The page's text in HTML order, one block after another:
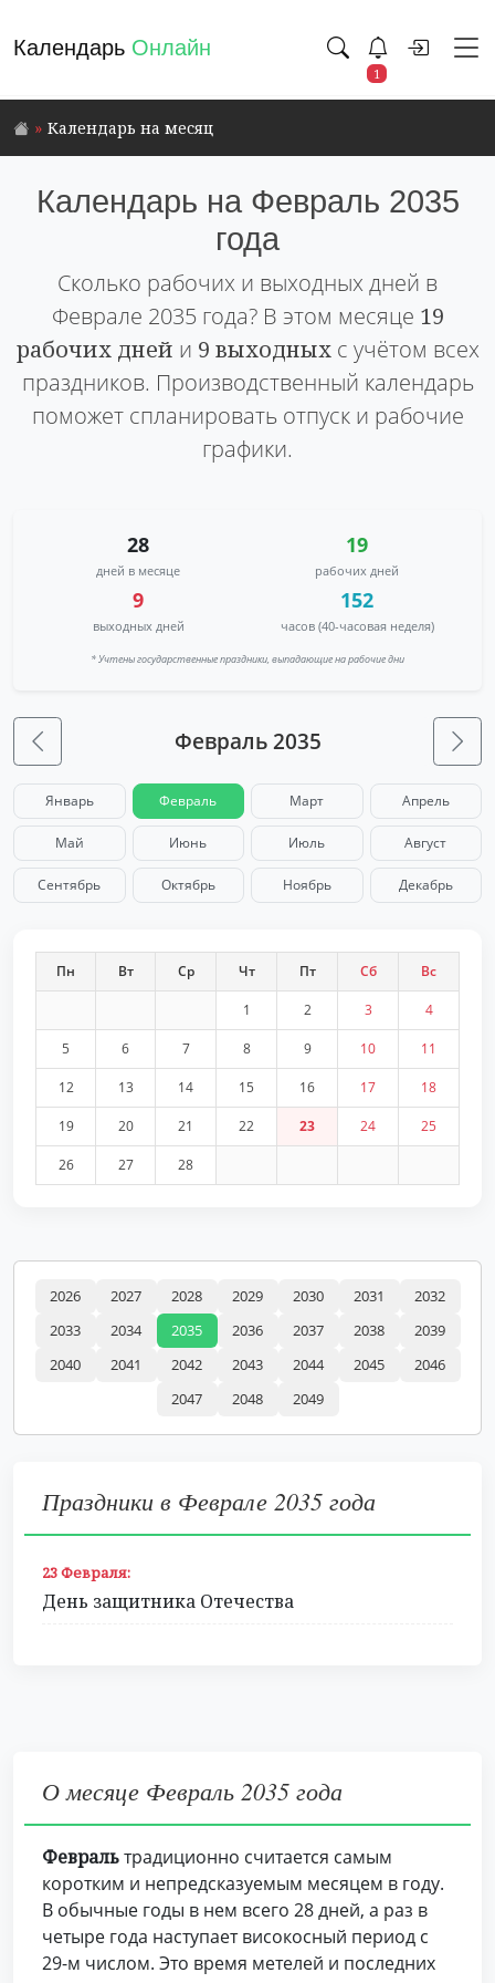
Календарь Онлайн
1
Календарь на месяц
Календарь на Февраль 2035
года
Сколько рабочих и выходных дней в
Феврале 2035 года? В этом месяце 19
рабочих дней и 9 выходныхс учётом всех
праздников. Производственный календарь
поможет спланировать отпуск и рабочие
графики.
28
дней в месяце
19
рабочих дней
9
выходных дней
152
часов (40-часовая неделя)
* Учтены государственные праздники, выпадающие на рабочие дни
Февраль 2035
Январь Февраль Март Апрель
Май Июнь Июль Август
Сентябрь Октябрь Ноябрь Декабрь
Пн Вт Ср Чт Пт Сб Вс
1 2 3 4
5 6 7 8 9 10 11
12 13 14 15 16 17 18
19 20 21 22 23 24 25
26 27 28
2026 2027 2028 2029 2030 2031
2032
2033
2034 2035 2036 2037 2038
2039
2040
2041 2042 2043 2044 2045
2046
2047
2048 2049
Праздники в Феврале 2035 года
23 Февраля:
День защитника Отечества
О месяце Февраль 2035 года
Февральтрадиционно считается самым
коротким и непредсказуемым месяцем в году.
В обычные годы в нем всего 28 дней, а раз в
четыре года наступает високосный период с
29-м числом. Это время метелей и последних